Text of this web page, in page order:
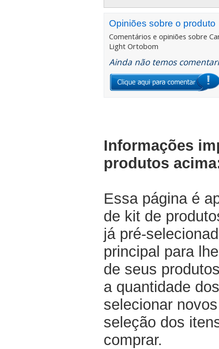
Opiniões sobre o produto
Comentários e opiniões sobre
Light Ortobom
Ainda não temos
Informações
produtos
Essa página é
de kit de
já pré-
principal para
de seus
a quantidade
selecionar
seleção dos
comprar.